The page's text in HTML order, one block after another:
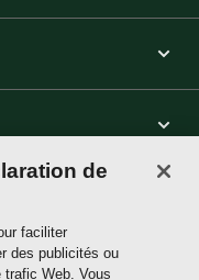
de
faciliter
des publicités ou
trafic Web. Vous